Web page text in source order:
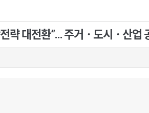
략 대전환”… 주거ㆍ도시ㆍ산업